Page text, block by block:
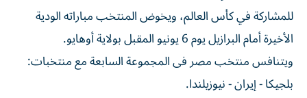
للمشاركة في كأس العالم، ويخوض المنتخب مباراته الودية
الأخيرة أمام البرازيل يوم 6 يونيو المقبل بولاية أوهايو.
ويتنافس منتخب مصر فى المجموعة السابعة مع منتخبات:
بلجيكا - إيران - نيوزيلندا.